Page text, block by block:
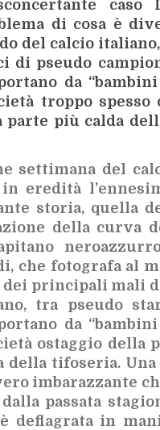
caso
di cosa è
del cal­cio
di pseu­do
da
trop­po spes­so
par­te più cal­da
set­ti­ma­na del
ere­di­tà
sto­ria, quel­la
del­la cur­va
che fo­to­gra­fa al
dei prin­ci­pa­li mali
tra pseu­do
da
ostag­gio del­la
del­la ti­fo­se­ria. Una
im­ba­raz­zan­te
pas­sa­ta
de­fla­gra­ta in